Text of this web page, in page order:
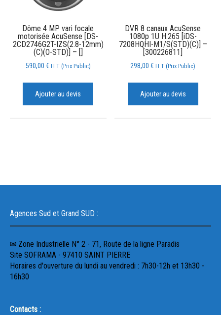
Dôme 4 MP vari focale
motorisée AcuSense [DS-
2CD2746G2T-IZS(2.8-12mm)
(C)(O-STD)] – []
590,00 € H.T (Prix Public)
Ajouter au devis
DVR 8 canaux AcuSense
1080p 1U H.265 [iDS-
7208HQHI-M1/S(STD)(C)] –
[300226811]
298,00€ H.T (Prix Public)
Ajouter au devis
Agences Sud et Grand SUD :
✉ Zone Industrielle N° 2 - 71, Route de la ligne Paradis
Site SOFRAMA - 97410 SAINT PIERRE
Horaires d'ouverture du lundi au vendredi : 7h30-12h et 13h30 -
16h30
Contacts :